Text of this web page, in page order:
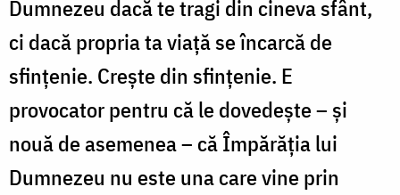
Dumnezeu dacă te tragi din cineva sfânt,
ci dacă propria ta viață se încarcă de
sfințenie. Crește din sfințenie. E
provocator pentru că le dovedește – și
nouă de asemenea – că Împărăția lui
Dumnezeu nu este una care vine prin